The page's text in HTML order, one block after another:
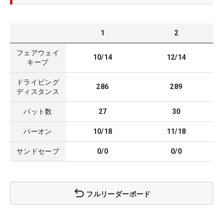
1 2
フェアウェイ
キープ
10/14 12/14
ドライビング
ディスタンス
286 289
パット数 27 30
パーオン 10/18 11/18
サンドセーブ 0/0 0/0
フルリーダーボード